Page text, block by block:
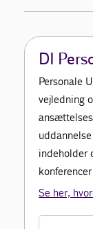
DI
Personale
vejledning
indeholder
Se her,